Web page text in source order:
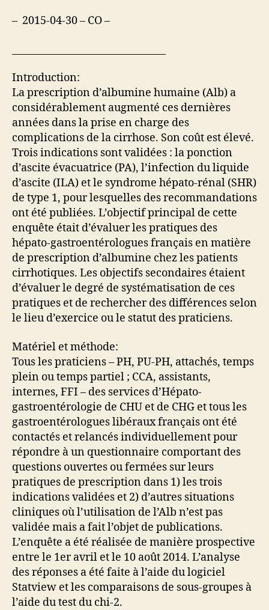
– 2015-04-30 – CO –
Introduction:
La prescription d’albumine humaine (Alb) a
considérablement augmenté ces dernières
années dans la prise en charge des
complications de la cirrhose. Son coût est élevé.
Trois indications sont validées : la ponction
d’ascite évacuatrice (PA), l’infection du liquide
d’ascite (ILA) et le syndrome hépato-rénal (SHR)
de type 1, pour lesquelles des recommandations
ont été publiées. L’objectif principal de cette
enquête était d’évaluer les pratiques des
hépato-gastroentérologues français en matière
de prescription d’albumine chez les patients
cirrhotiques. Les objectifs secondaires étaient
d’évaluer le degré de systématisation de ces
pratiques et de rechercher des différences selon
le lieu d’exercice ou le statut des praticiens.
Matériel et méthode:
Tous les praticiens – PH, PU-PH, attachés, temps
plein ou temps partiel ; CCA, assistants,
internes, FFI – des services d’Hépato-
gastroentérologie de CHU et de CHG et tous les
gastroentérologues libéraux français ont été
contactés et relancés individuellement pour
répondre à un questionnaire comportant des
questions ouvertes ou fermées sur leurs
pratiques de prescription dans 1) les trois
indications validées et 2) d’autres situations
cliniques où l’utilisation de l’Alb n’est pas
validée mais a fait l’objet de publications.
L’enquête a été réalisée de manière prospective
entre le 1er avril et le 10 août 2014. L’analyse
des réponses a été faite à l’aide du logiciel
Statview et les comparaisons de sous-groupes à
l’aide du test du chi-2.